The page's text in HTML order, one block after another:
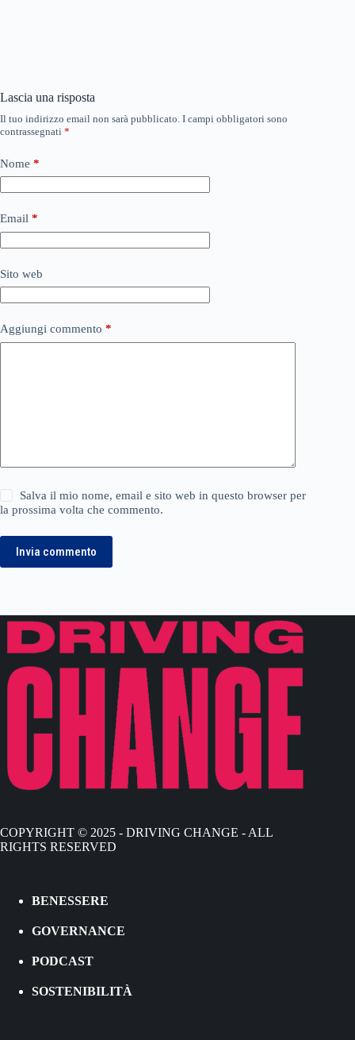
Lascia una risposta
Il tuo indirizzo email non sarà pubblicato. I campi obbligatori sono
contrassegnati *
Nome *
Email *
Sito web
Aggiungi commento *
Salva il mio nome, email e sito web in questo browser per
la prossima volta che commento.
Invia commento
COPYRIGHT © 2025 - DRIVING CHANGE - ALL
RIGHTS RESERVED
BENESSERE
GOVERNANCE
PODCAST
SOSTENIBILITÀ